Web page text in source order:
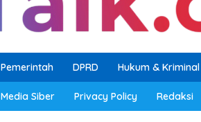
Pemerintah DPRD Hukum & Kriminal
Siber Privacy Policy Redaksi